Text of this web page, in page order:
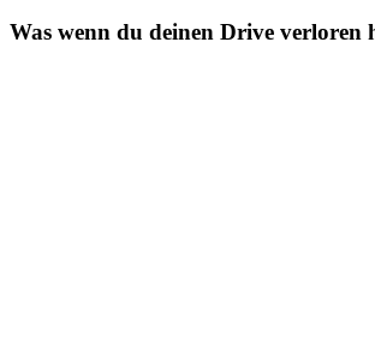
Was wenn du deinen Drive verloren